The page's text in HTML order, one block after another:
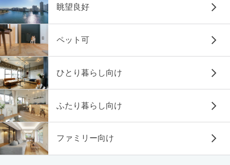
眺望良好
ペット可
ひとり暮らし向け
ふたり暮らし向け
ファミリー向け